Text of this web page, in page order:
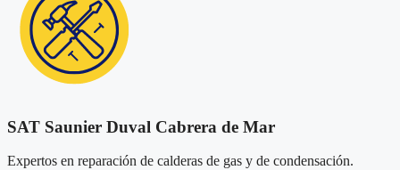
SAT Saunier Duval Cabrera de Mar
Expertos en reparación de calderas de gas y de condensación.